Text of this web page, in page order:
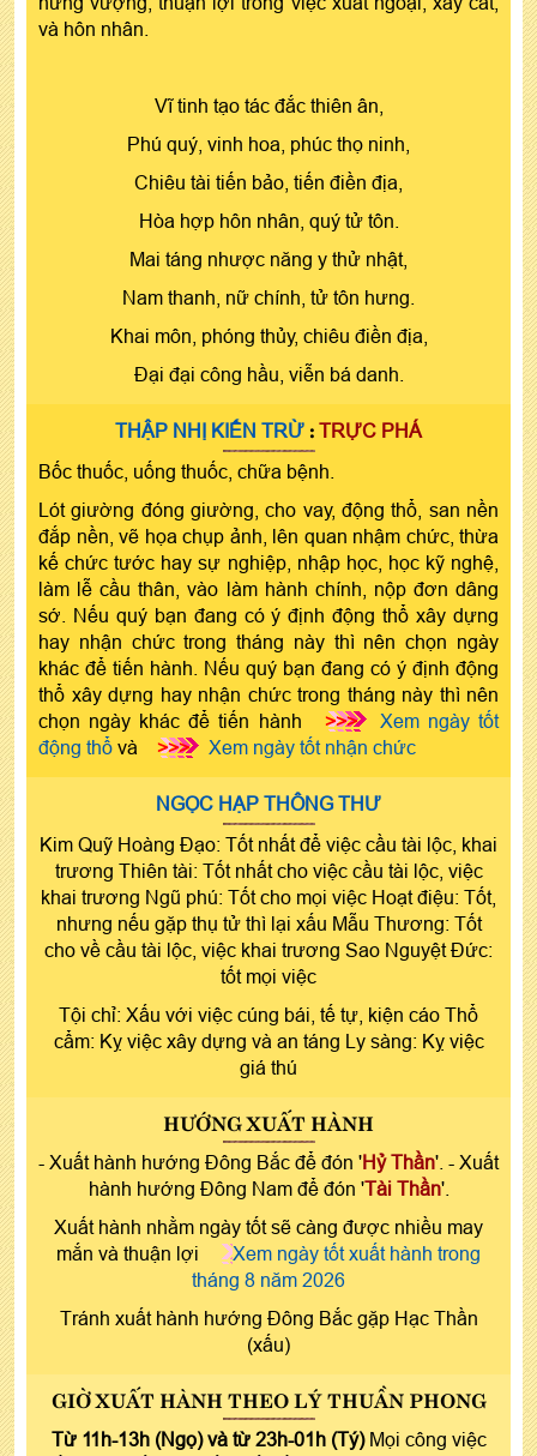
và hôn nhân.
Vĩ tinh tạo tác đắc thiên ân,
Phú quý, vinh hoa, phúc thọ ninh,
Chiêu tài tiến bảo, tiến điền địa,
Hòa hợp hôn nhân, quý tử tôn.
Mai táng nhược năng y thử nhật,
Nam thanh, nữ chính, tử tôn hưng.
Khai môn, phóng thủy, chiêu điền địa,
Đại đại công hầu, viễn bá danh.
THẬP NHỊ KIẾN TRỪ : TRỰC PHÁ
Bốc thuốc, uống thuốc, chữa bệnh.
Lót giường đóng giường, cho vay, động thổ, san nền
đắp nền, vẽ họa chụp ảnh, lên quan nhậm chức, thừa
kế chức tước hay sự nghiệp, nhập học, học kỹ nghệ,
làm lễ cầu thân, vào làm hành chính, nộp đơn dâng
sớ. Nếu quý bạn đang có ý định động thổ xây dựng
hay nhận chức trong tháng này thì nên chọn ngày
khác để tiến hành. Nếu quý bạn đang có ý định động
thổ xây dựng hay nhận chức trong tháng này thì nên
chọn ngày khác để tiến hành
>>>
Xem ngày tốt
động thổ và >>> Xem ngày tốt nhận chức
NGỌC HẠP THÔNG THƯ
Kim Quỹ Hoàng Đạo: Tốt nhất để việc cầu tài lộc, khai
trương Thiên tài: Tốt nhất cho việc cầu tài lộc, việc
khai trương Ngũ phú: Tốt cho mọi việc Hoạt điệu: Tốt,
nhưng nếu gặp thụ tử thì lại xấu Mẫu Thương: Tốt
cho về cầu tài lộc, việc khai trương Sao Nguyệt Đức:
tốt mọi việc
Tội chỉ: Xấu với việc cúng bái, tế tự, kiện cáo Thổ
cẩm: Kỵ việc xây dựng và an táng Ly sàng: Kỵ việc
giá thú
HƯỚNG XUẤT HÀNH
- Xuất hành hướng Đông Bắc để đón 'Hỷ Thần'. - Xuất
hành hướng Đông Nam để đón 'Tài Thần'.
Xuất hành nhằm ngày tốt sẽ càng được nhiều may
mắn và thuận lợi
Xem ngày tốt xuất hành trong
tháng 8 năm 2026
Tránh xuất hành hướng Đông Bắc gặp Hạc Thần
(xấu)
GIỜ XUẤT HÀNH THEO LÝ THUẦN PHONG
Từ 11h-13h (Ngọ) và từ 23h-01h (Tý) Mọi công việc